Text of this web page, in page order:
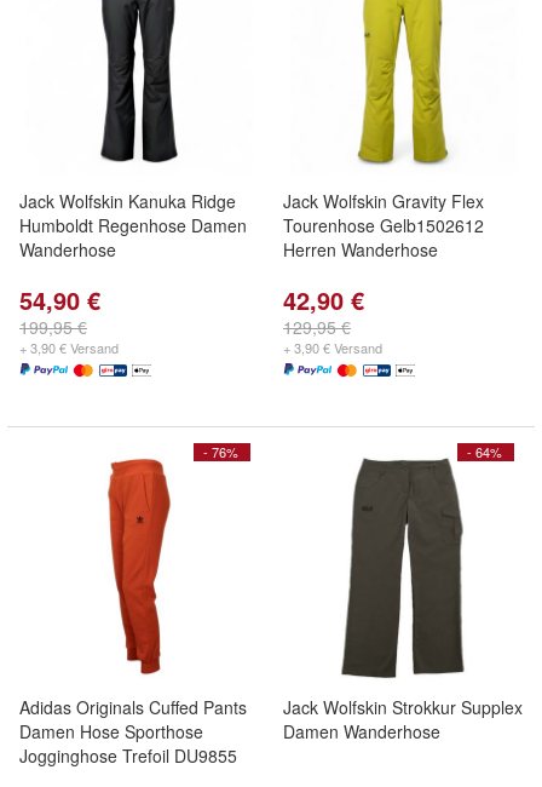
Jack Wolfskin Kanuka Ridge
Humboldt Regenhose Damen
Wanderhose
54,90 €
199,95 €
+ 3,90 € Versand
Jack Wolfskin Gravity Flex
Tourenhose Gelb1502612
Herren Wanderhose
42,90 €
129,95 €
+ 3,90 € Versand
- 76%
Adidas Originals Cuffed Pants
Damen Hose Sporthose
Jogginghose Trefoil DU9855
- 64%
Jack Wolfskin Strokkur Supplex
Damen Wanderhose